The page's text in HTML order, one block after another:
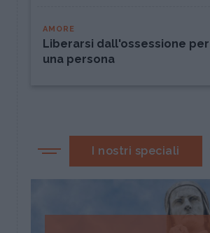
AMORE
Liberarsi dall'ossessione per
una persona
I nostri speciali